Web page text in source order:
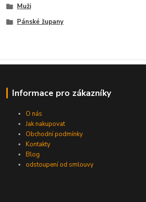
Muži
Pánské župany
Informace pro zákazníky
O nás
Jak nakupovat
Obchodní podmínky
Kontakty
Blog
odstoupení od smlouvy